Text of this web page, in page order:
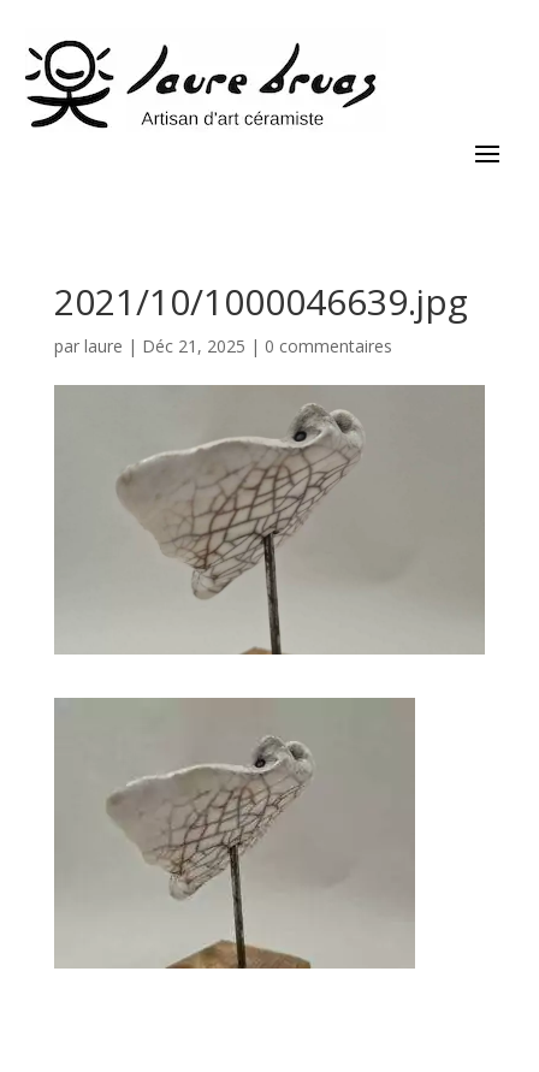
2021/10/1000046639.jpg
par laure | Déc 21, 2025 | 0 commentaires